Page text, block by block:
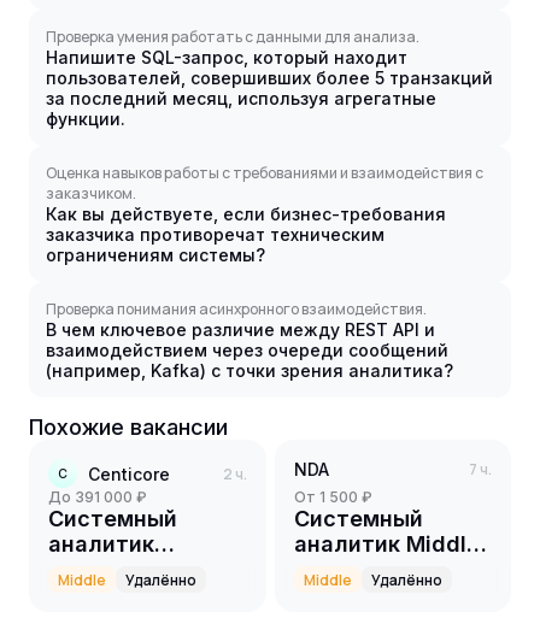
Проверка умения работать с данными для анализа.
Напишите SQL-запрос, который находит
пользователей, совершивших более 5 транзакций
за последний месяц, используя агрегатные
функции.
Оценка навыков работы с требованиями и взаимодействия с
заказчиком.
Как вы действуете, если бизнес-требования
заказчика противоречат техническим
ограничениям системы?
Проверка понимания асинхронного взаимодействия.
В чем ключевое различие между REST API и
взаимодействием через очереди сообщений
(например, Kafka) с точки зрения аналитика?
Похожие вакансии
C Centicore 2 ч.
до 391 000 ₽
Системный
аналитик
(middle+)
Middle Удалённо
NDA 7 ч.
от 1 500 ₽
Системный
аналитик Middle
в брокерскую
компанию
Middle Удалённо